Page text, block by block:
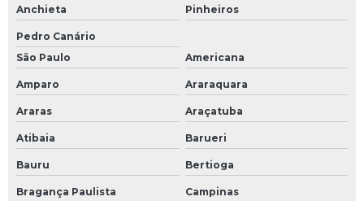
Anchieta Pinheiros
Pedro Canário
São Paulo
Americana
Amparo Araraquara
Araras Araçatuba
Atibaia Barueri
Bauru Bertioga
Bragança Paulista Campinas